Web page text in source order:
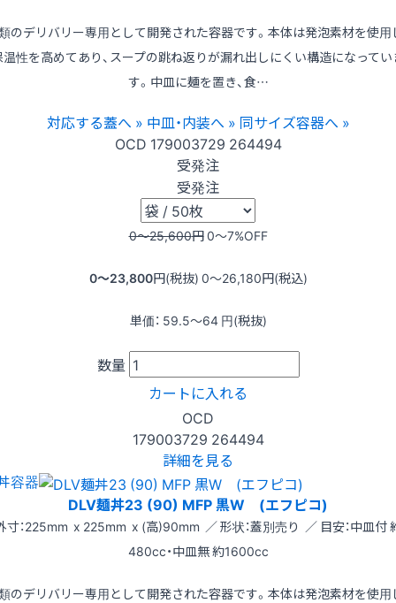
のデリバリー専用として開発された容器です。本体は発泡素材を使用
温性を高めてあり、スープの跳ね返りが漏れ出しにくい構造になってい
す。中皿に麺を置き、食…
対応する蓋へ » 中皿・内装へ » 同サイズ容器へ »
OCD 179003729 264494
受発注
受発注
0〜25,600円0〜7%OFF
0〜23,800円(税抜) 0〜26,180円(税込)
単価： 59.5〜64 円(税抜)
数量
カートに入れる
OCD
179003729 264494
詳細を見る
容器
DLV麺丼23 (90) MFP 黒W (エフピコ)
寸：225mm x 225mm x (高)90mm ／ 形状：蓋別売り ／ 目安：中皿付
480cc・中皿無 約1600cc
のデリバリー専用として開発された容器です。本体は発泡素材を使用